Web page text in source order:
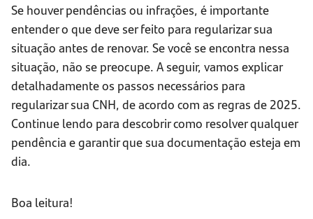
Se houver pendências ou infrações, é importante
entender o que deve ser feito para regularizar sua
situação antes de renovar. Se você se encontra nessa
situação, não se preocupe. A seguir, vamos explicar
detalhadamente os passos necessários para
regularizar sua CNH, de acordo com as regras de 2025.
Continue lendo para descobrir como resolver qualquer
pendência e garantir que sua documentação esteja em
dia.
Boa leitura!